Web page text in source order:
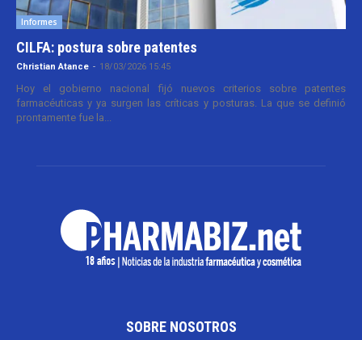
Informes
CILFA: postura sobre patentes
Christian Atance - 18/03/2026 15:45
Hoy el gobierno nacional fijó nuevos criterios sobre patentes
farmacéuticas y ya surgen las críticas y posturas. La que se definió
prontamente fue la...
SOBRE NOSOTROS